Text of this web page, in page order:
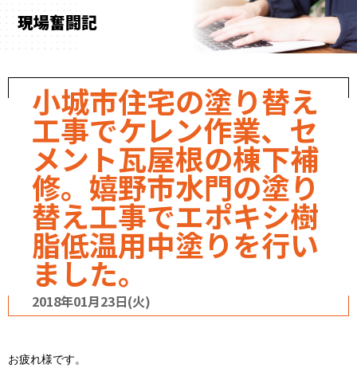
現場奮闘記
小城市住宅の塗り替え
工事でケレン作業、セ
メント瓦屋根の棟下補
修。嬉野市水門の塗り
替え工事でエポキシ樹
脂低温用中塗りを行い
ました。
2018年01月23日(火)
お疲れ様です。